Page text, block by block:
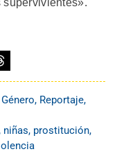
Género, Reportaje,
niñas, prostitución,